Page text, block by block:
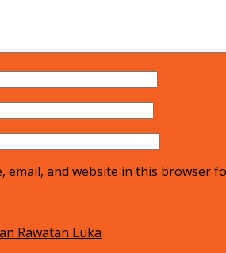
email, and website in this browser
Rawatan Luka